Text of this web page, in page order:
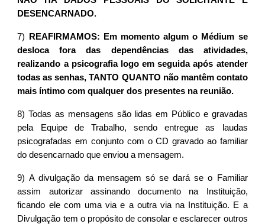
DESENCARNADO.
7)
REAFIRMAMOS: Em momento algum o Médium se
desloca fora das dependências das atividades,
realizando a psicografia logo em seguida após atender
todas as senhas, TANTO QUANTO não mantêm contato
mais íntimo com qualquer dos presentes na reunião.
8) Todas as mensagens são lidas em Público e gravadas
pela Equipe de Trabalho, sendo entregue as laudas
psicografadas em conjunto com o CD gravado ao familiar
do desencarnado que enviou a mensagem.
9) A divulgação da mensagem só se dará se o Familiar
assim autorizar assinando documento na Instituição,
ficando ele com uma via e a outra via na Instituição. E a
Divulgação tem o propósito de consolar e esclarecer outros